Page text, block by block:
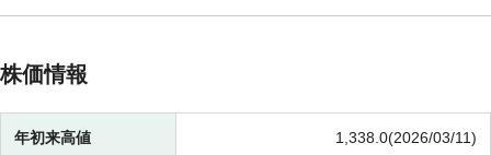
株価情報
年初来高値 1,338.0(2026/03/11)